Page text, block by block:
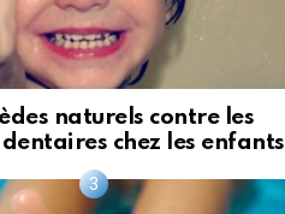
naturels contre les
chez les enfants